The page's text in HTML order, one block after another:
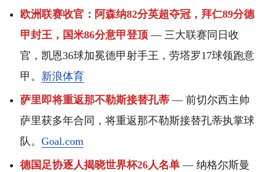
欧洲联赛收官：阿森纳82分英超夺冠，拜仁89分德
甲封王，国米86分意甲登顶 — 三大联赛同日收
官，凯恩36球加冕德甲射手王，劳塔罗17球领跑意
甲。 新浪体育
萨里即将重返那不勒斯接替孔蒂 — 前切尔西主帅
萨里获多年合同，将重返那不勒斯接替孔蒂执掌球
队。 Goal.com
德国足协逐人揭晓世界杯26人名单 — 纳格尔斯曼